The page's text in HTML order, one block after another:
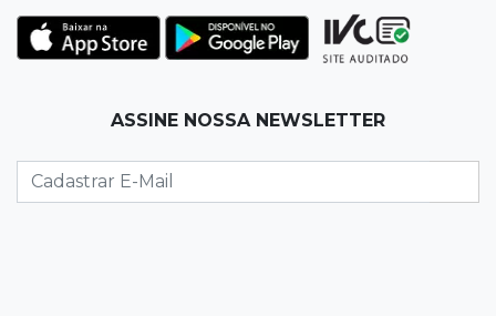
Cerrado tem queda de 11,5%
Ex-vereador preso começa briga durante
ASSINE NOSSA NEWSLETTER